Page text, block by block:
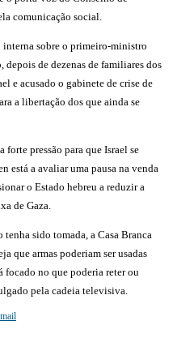
comunicação social.
interna sobre o primeiro-ministro
de dezenas de familiares dos
e acusado o gabinete de crise de
a libertação dos que ainda se
pressão para que Israel se
está a avaliar uma pausa na venda
o Estado hebreu a reduzir a
de Gaza.
sido tomada, a Casa Branca
que armas poderiam ser usadas
focado no que poderia reter ou
pela cadeia televisiva.